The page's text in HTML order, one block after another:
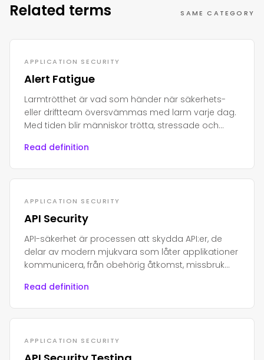
Related terms SAME CATEGORY
APPLICATION SECURITY
Alert Fatigue
Larmtrötthet är vad som händer när säkerhets-
eller driftteam översvämmas med larm varje dag.
Med tiden blir människor trötta, stressade och
Read definition
APPLICATION SECURITY
API Security
API-säkerhet är processen att skydda API:er, de
delar av modern mjukvara som låter applikationer
kommunicera, från obehörig åtkomst, missbruk
Read definition
APPLICATION SECURITY